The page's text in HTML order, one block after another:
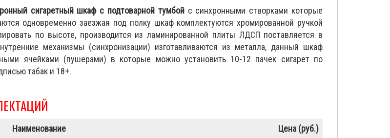
сигаретный шкаф с подтоварной тумбой с синхронными створками которые
одновременно заезжая под полку шкаф комплектуются хромированной ручкой
по высоте, производится из ламинированной плиты ЛДСП поставляется в
механизмы (синхронизации) изготавливаются из металла, данный шкаф
ячейками (пушерами) в которые можно установить 10-12 пачек сигарет по
табак и 18+.
Наименование
Цена (руб.)